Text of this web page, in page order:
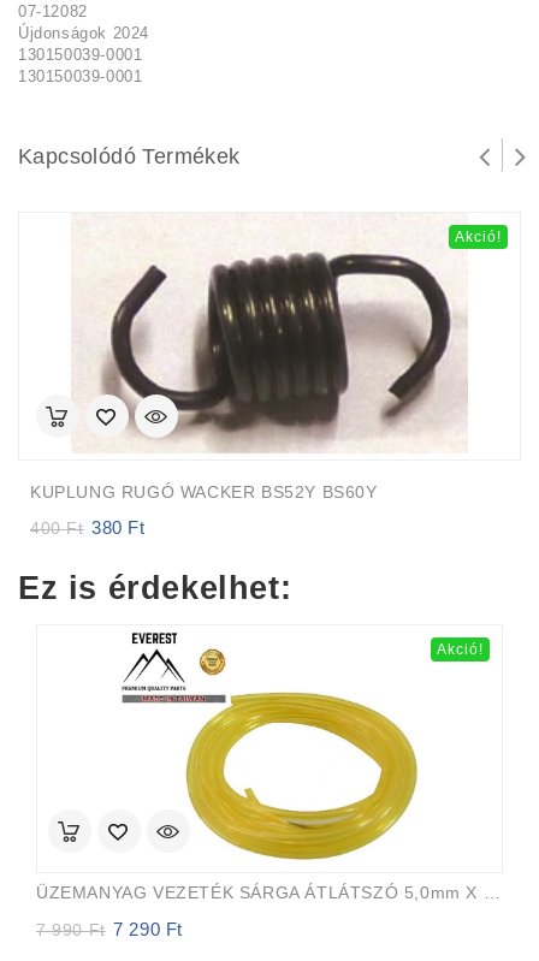
07-12082
Újdonságok 2024
130150039-0001
130150039-0001
Kapcsolódó Termékek
Akció!
KUPLUNG RUGÓ WACKER BS52Y BS60Y
400Ft
Original
400 Ft.
380 Ft
380 Ft.
Ez is érdekelhet:
Akció!
ÜZEMANYAG VEZETÉK SÁRGA ÁTLÁTSZÓ 5,0mm X 8,0mm 15m EVEREST PRO
7 990Ft Original
7 290 Ft